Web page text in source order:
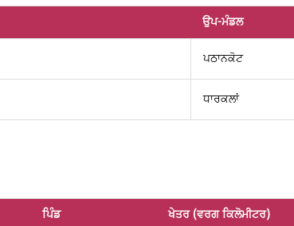
ਉਪ-ਮੰਡਲ
ਪਠਾਨਕੋਟ
ਧਾਰਕਲਾਂ
ਪਿੰਡ ਖੇਤਰ (ਵਰਗ ਕਿਲੋਮੀਟਰ)